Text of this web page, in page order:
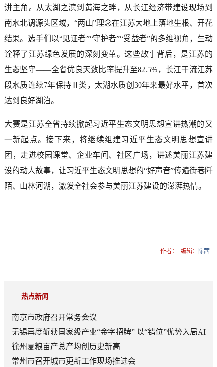
讲主角。从太湖之滨到黄海之畔，从长江经济带建设现场到
南水北调源头区域，“两山”理念在江苏大地上落地生根、开花
结果。选手们以“见证者”“守护者”“受益者”的多维视角，生动
诠释了江苏绿色发展的深刻变革。这些故事背后，是江苏的
生态坚守——全省优良天数比率提升至82.5%，长江干流江苏
段水质连续7年保持Ⅱ类，太湖水质创30年来最好水平，首次
达到良好湖泊。
大赛是江苏全省持续掀起习近平生态文明思想宣讲热潮的又
一新起点。接下来，将继续组建习近平生态文明思想宣讲
团，走进校园课堂、企业车间、社区广场，讲述美丽江苏建
设的动人故事，让习近平生态文明思想的“好声音”传遍街巷阡
陌、山林河湖，激发全社会参与美丽江苏建设的澎湃热情。
作者： 编辑： 陈茜
热点新闻
南京市政府召开常务会议
无锡再度斩获国家级产业“金字招牌” 以“错位”优势入局AI
顶层赛道
徐州夏粮亩产总产均创历史新高
常州市召开城市更新工作现场推进会